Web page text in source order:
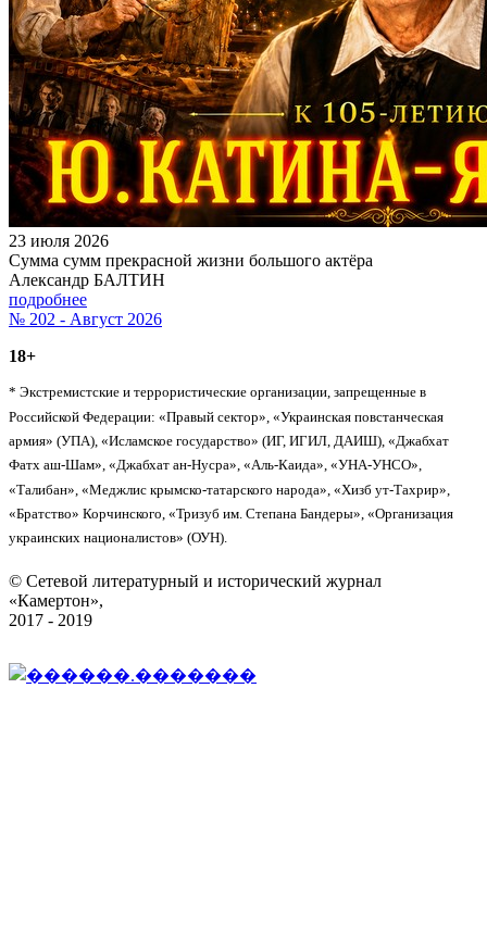
23 июля 2026
Сумма сумм прекрасной жизни большого актёра
Александр БАЛТИН
подробнее
№ 202 - Август 2026
18+
* Экстремистские и террористические организации, запрещенные в
Российской Федерации: «Правый сектор», «Украинская повстанческая
армия» (УПА), «Исламское государство» (ИГ, ИГИЛ, ДАИШ), «Джабхат
Фатх аш-Шам», «Джабхат ан-Нусра», «Аль-Каида», «УНА-УНСО»,
«Талибан», «Меджлис крымско-татарского народа», «Хизб ут-Тахрир»,
«Братство» Корчинского, «Тризуб им. Степана Бандеры», «Организация
украинских националистов» (ОУН).
© Сетевой литературный и исторический журнал
«Камертон»,
2017 - 2019